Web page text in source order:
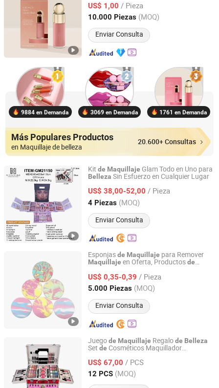
US$ 1,00 / Pieza
10.000 Piezas (MOQ)
Enviar Consulta
Guangdong, China Desde 2025
9884 en Demanda 3069 en Demanda 1761 en Demanda
Más Populares Productos
en Maquillaje de belleza
20.600+ Consultas
Kit de Maquillaje Glam Todo en Uno para
Belleza Sin Esfuerzo en Cualquier Lugar
US$ 38,00-52,00 / Pieza
4 Piezas (MOQ)
Enviar Consulta
Jinhua Xingrui Trading Firm
Zhejiang, China Desde 2025
Esponjasde Maquillaje para Remover
Maquillaje en Oferta, Productosde
US$ 0,35-0,39 / Pieza
5.000 Piezas (MOQ)
Enviar Consulta
Guangzhou Pretty 9 Co., Ltd
Guangdong, China Desde 2025
Juegode Maquillaje Regalode Belleza
Set de Cosméticos Maquillador
Máscara
US$ 67,00 / PCS
12 PCS (MOQ)
Guangzhou JinMeiYuan Cosmetics Co., Ltd.
Guangdong, China Desde 2023